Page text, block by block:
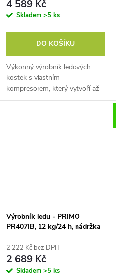
4 589 Kč
Skladem >5 ks
DO KOŠÍKU
Výkonný výrobník ledových
kostek s vlastním
kompresorem, který vytvoří až
15 kg ledu za 24 hodin.
Výrobník ledu - PRIMO
PR407IB, 12 kg/24 h, nádržka
led
2 222 Kč bez DPH
2 689 Kč
Skladem >5 ks